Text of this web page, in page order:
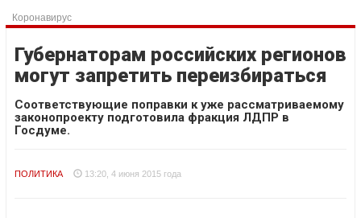
Коронавирус
Губернаторам российских регионов
могут запретить переизбираться
Соответствующие поправки к уже рассматриваемому
законопроекту подготовила фракция ЛДПР в
Госдуме.
ПОЛИТИКА 13:20, 4 июня 2015 года